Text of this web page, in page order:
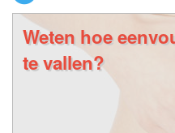
Weten hoe
te vallen?